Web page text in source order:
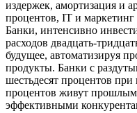
издержек, амортизация и
процентов, IT и маркетинг
Банки, интенсивно
расходов двадцать-
будущее, автоматизируя
продукты. Банки с
шестьдесят процентов при
процентов живут
эффективными